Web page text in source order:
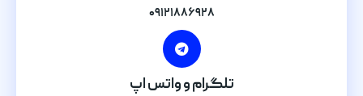
۰۹۱۲۱۸۸۶۹۲۸
تلگرام و واتس اپ